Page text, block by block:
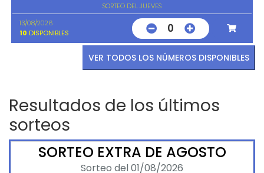
SORTEO DEL JUEVES
13/08/2026
10 DISPONIBLES 0
VER TODOS LOS NÚMEROS DISPONIBLES
Resultados de los últimos
sorteos
SORTEO EXTRA DE AGOSTO
Sorteo del 01/08/2026